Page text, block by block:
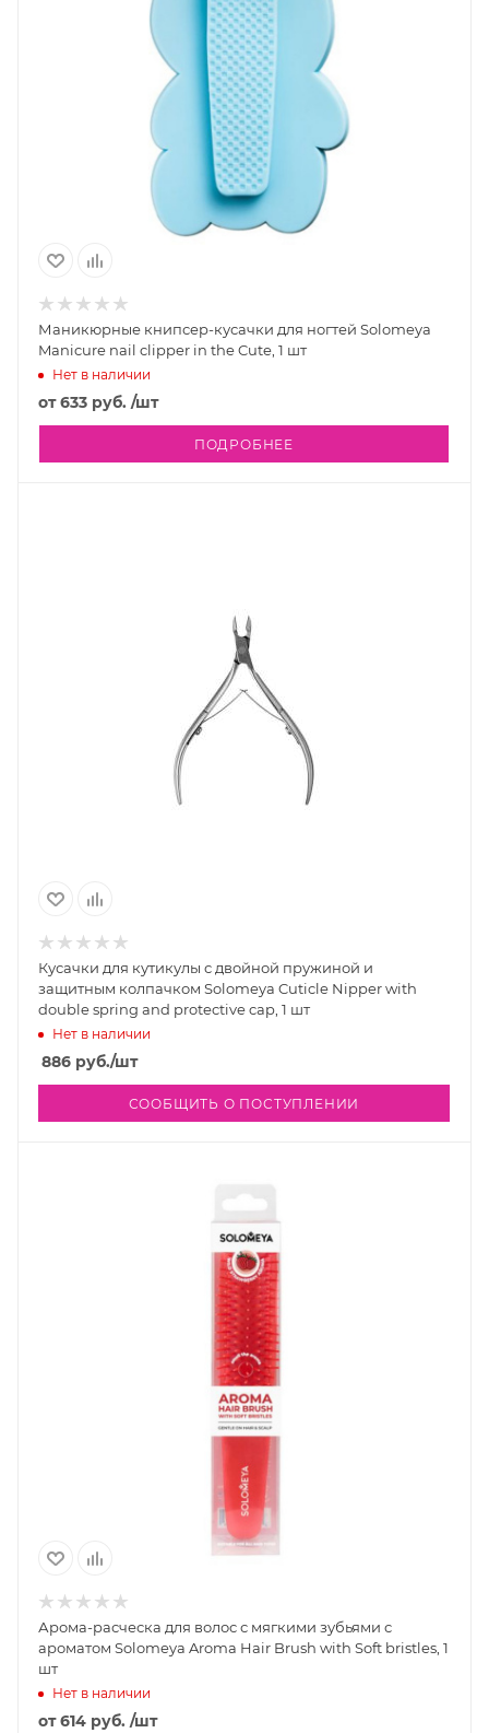
Маникюрные книпсер-кусачки для ногтей Solomeya
Manicure nail clipper in the Cute, 1 шт
Нет в наличии
от633 руб. /шт
ПОДРОБНЕЕ
Кусачки для кутикулы с двойной пружиной и
защитным колпачком Solomeya Cuticle Nipper with
double spring and protective cap, 1 шт
Нет в наличии
886 руб./шт
СООБЩИТЬ О ПОСТУПЛЕНИИ
Арома-расческа для волос с мягкими зубьями с
ароматом Solomeya Aroma Hair Brush with Soft bristles, 1
шт
Нет в наличии
от614 руб. /шт